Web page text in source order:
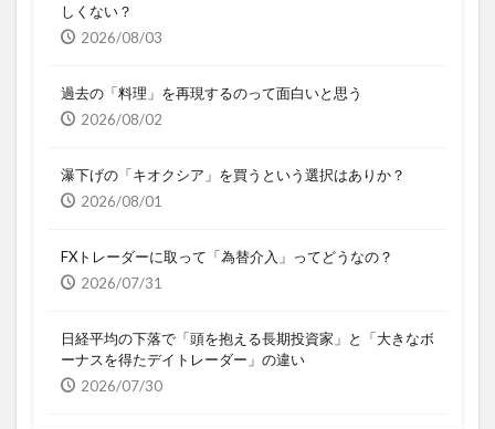
しくない？
2026/08/03
過去の「料理」を再現するのって面白いと思う
2026/08/02
瀑下げの「キオクシア」を買うという選択はありか？
2026/08/01
FXトレーダーに取って「為替介入」ってどうなの？
2026/07/31
日経平均の下落で「頭を抱える長期投資家」と「大きなボ
ーナスを得たデイトレーダー」の違い
2026/07/30